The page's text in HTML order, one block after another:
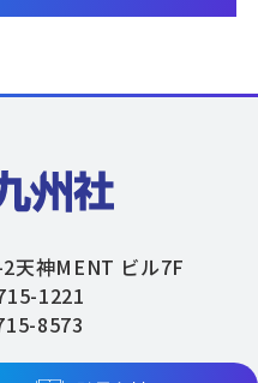
天神MENT ビル7F
1221
8573